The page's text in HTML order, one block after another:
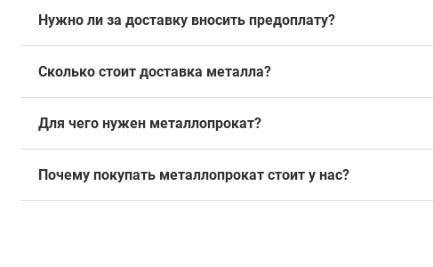
Нужно ли за доставку вносить предоплату?
Сколько стоит доставка металла?
Для чего нужен металлопрокат?
Почему покупать металлопрокат стоит у нас?